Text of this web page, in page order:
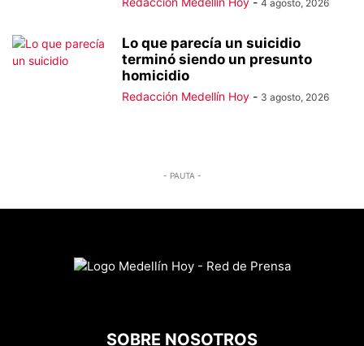
4 agosto, 2026
Lo que parecía un suicidio
terminó siendo un presunto
homicidio
Redacción Medellín Hoy - 3 agosto, 2026
- PAUTA -
SOBRE NOSOTROS